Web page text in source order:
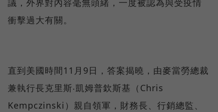
議，外界對內容毫無頭緒，一度被認為與受疫情
衝擊過大有關。
直到美國時間11月9日，答案揭曉，由麥當勞總裁
兼執行長克里斯‧凱姆普欽斯基（Chris
Kempczinski）親自領軍，財務長、行銷總監、